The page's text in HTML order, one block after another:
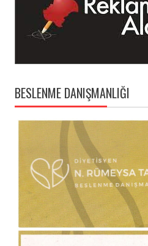
BESLENME DANIŞMANLIĞI